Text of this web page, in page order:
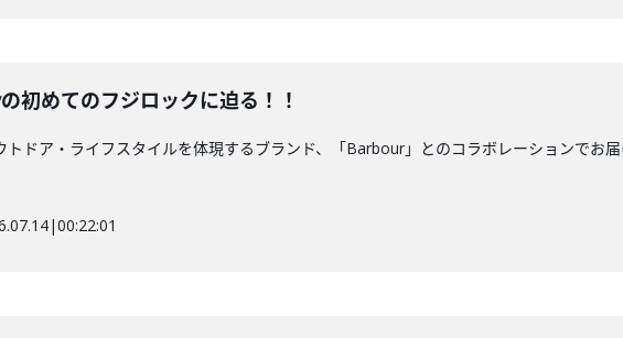
初めてのフジロックに迫る！！
トドア・ライフスタイルを体現するブランド、「Barbour」とのコラボレーションでお
|00:22:01